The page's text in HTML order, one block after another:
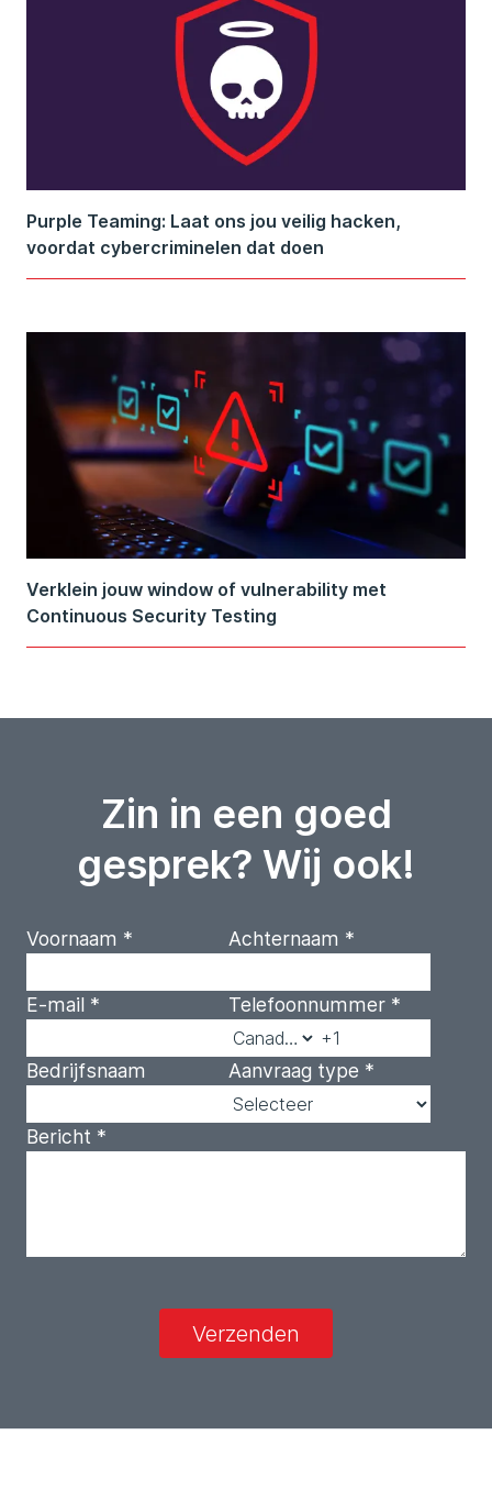
Purple Teaming: Laat ons jou veilig hacken,
voordat cybercriminelen dat doen
Verklein jouw window of vulnerability met
Continuous Security Testing
Zin in een goed
gesprek? Wij ook!
Voornaam * Achternaam *
E-mail * Telefoonnummer *
Bedrijfsnaam Aanvraag type *
Bericht *
Verzenden